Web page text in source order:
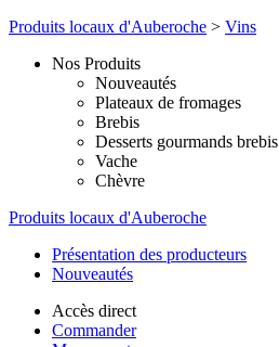
Produits locaux d'Auberoche > Vins
Nos Produits
Nouveautés
Plateaux de fromages
Brebis
Desserts gourmands brebis
Vache
Chèvre
Produits locaux d'Auberoche
Présentation des producteurs
Nouveautés
Accès direct
Commander